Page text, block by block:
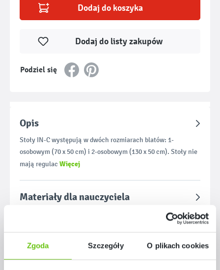
Zgoda Szczegóły O plikach cookies
Dodaj do koszyka
Podziel się
Dodaj do listy zakupów
Opis
Stoły IN-C występują w dwóch rozmiarach blatów: 1-
osobowym (70 x 50 cm) i 2-osobowym (130 x 50 cm). Stoły nie
mają regulac Więcej
Materiały dla nauczyciela
Polecane